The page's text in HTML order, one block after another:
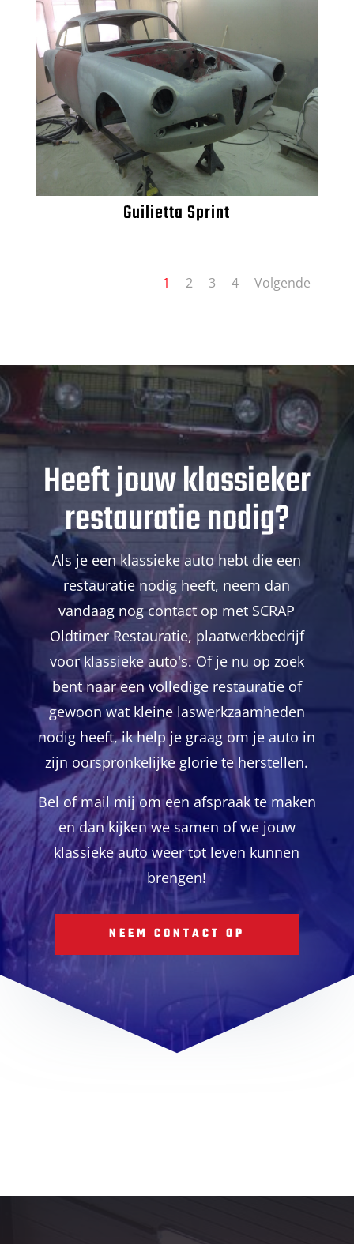
Guilietta Sprint
1 2 3 4 Volgende
Heeft jouw klassieker
restauratie nodig?
Als je een klassieke auto hebt die een
restauratie nodig heeft, neem dan
vandaag nog contact op met SCRAP
Oldtimer Restauratie, plaatwerkbedrijf
voor klassieke auto's. Of je nu op zoek
bent naar een volledige restauratie of
gewoon wat kleine laswerkzaamheden
nodig heeft, ik help je graag om je auto in
zijn oorspronkelijke glorie te herstellen.
Bel of mail mij om een afspraak te maken
en dan kijken we samen of we jouw
klassieke auto weer tot leven kunnen
brengen!
NEEM CONTACT OP